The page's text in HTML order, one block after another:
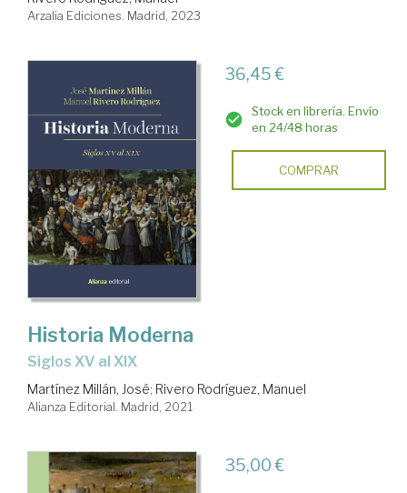
Arzalia Ediciones. Madrid, 2023
36,45 €
Stock en librería. Envío
en 24/48 horas
COMPRAR
Historia Moderna
Siglos XV al XIX
Martínez Millán, José; Rivero Rodríguez, Manuel
Alianza Editorial. Madrid, 2021
35,00 €